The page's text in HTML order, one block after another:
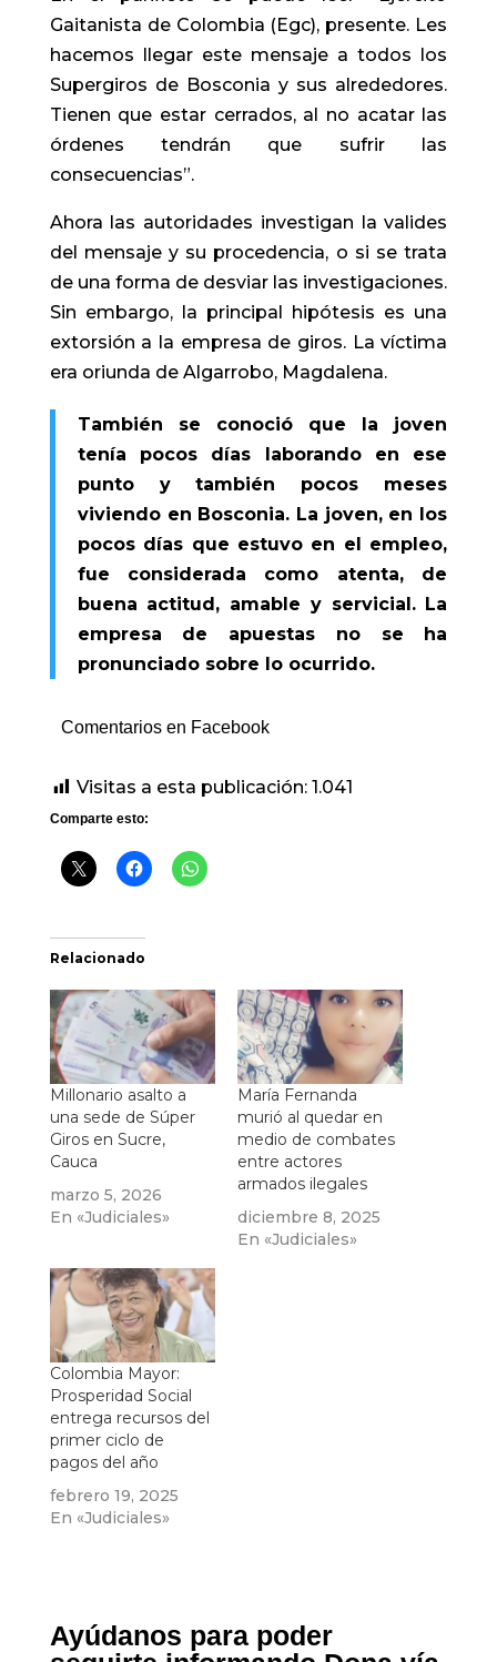
Gaitanista de Colombia (Egc), presente. Les
hacemos llegar este mensaje a todos los
Supergiros de Bosconia y sus alrededores.
Tienen que estar cerrados, al no acatar las
órdenes tendrán que sufrir las
consecuencias”.
Ahora las autoridades investigan la valides
del mensaje y su procedencia, o si se trata
de una forma de desviar las investigaciones.
Sin embargo, la principal hipótesis es una
extorsión a la empresa de giros. La víctima
era oriunda de Algarrobo, Magdalena.
También se conoció que la joven
tenía pocos días laborando en ese
punto y también pocos meses
viviendo en Bosconia. La joven, en los
pocos días que estuvo en el empleo,
fue considerada como atenta, de
buena actitud, amable y servicial. La
empresa de apuestas no se ha
pronunciado sobre lo ocurrido.
Comentarios en Facebook
Visitas a esta publicación: 1.041
Comparte esto:
Relacionado
Millonario asalto a
una sede de Súper
Giros en Sucre,
Cauca
marzo 5, 2026
En «Judiciales»
María Fernanda
murió al quedar en
medio de combates
entre actores
armados ilegales
diciembre 8, 2025
En «Judiciales»
Colombia Mayor:
Prosperidad Social
entrega recursos del
primer ciclo de
pagos del año
febrero 19, 2025
En «Judiciales»
Ayúdanos para poder